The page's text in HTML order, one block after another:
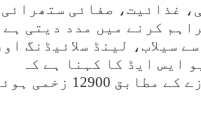
غذائیت، صفائی
کرنے میں مدد دیتی
سیلاب، لینڈ سلائیڈنگ اور
ایس ایڈ کا کہنا ہے کہ
تقریبا 1600 افراد ہلاک اور ایک اندازے کے مطابق 12900